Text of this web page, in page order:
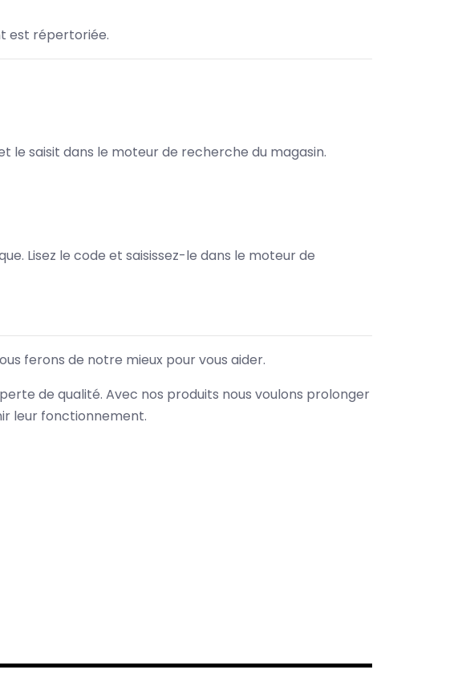
est répertoriée.
le saisit dans le moteur de recherche du magasin.
Lisez le code et saisissez-le dans le moteur de
ferons de notre mieux pour vous aider.
de qualité. Avec nos produits nous voulons prolonger
leur fonctionnement.